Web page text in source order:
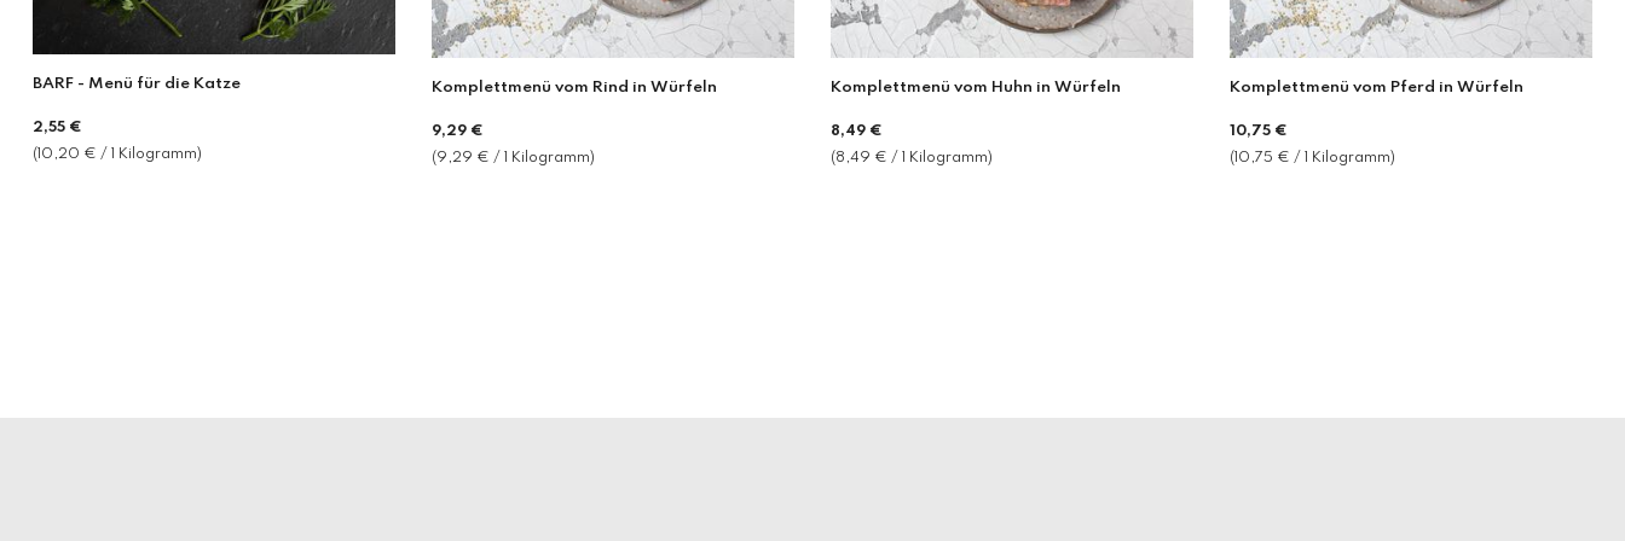
BARF - Menü für die Katze
2,55 €
(10,20 € / 1 Kilogramm)
Komplettmenü vom Rind in Würfeln
Normaler
Preis
9,29 €
(9,29 € / 1 Kilogramm)
Komplettmenü vom Huhn in Würfeln
Normaler
Preis
8,49 €
(8,49 € / 1 Kilogramm)
Komplettmenü vom Pferd in Würfeln
Normaler
Preis
10,75 €
(10,75 € / 1 Kilogramm)